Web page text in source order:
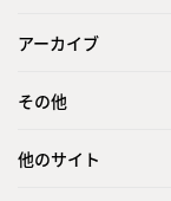
アーカイブ
その他
他のサイト